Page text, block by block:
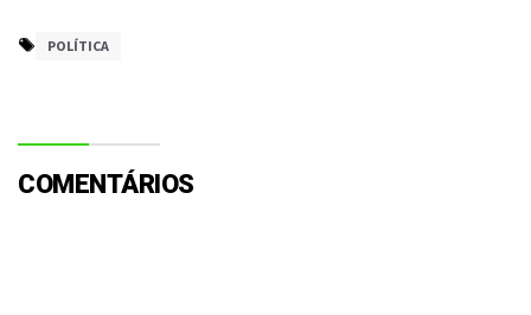
POLÍTICA
COMENTÁRIOS